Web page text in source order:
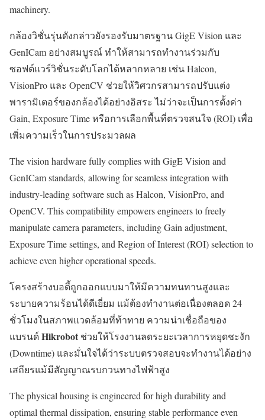
machinery.
กล้องวิชั่นรุ่นดังกล่าวยังรองรับมาตรฐาน GigE Vision และ
GenICam อย่างสมบูรณ์ ทำให้สามารถทำงานร่วมกับ
ซอฟต์แวร์วิชั่นระดับโลกได้หลากหลาย เช่น Halcon,
VisionPro และ OpenCV ช่วยให้วิศวกรสามารถปรับแต่ง
พารามิเตอร์ของกล้องได้อย่างอิสระ ไม่ว่าจะเป็นการตั้งค่า
Gain, Exposure Time หรือการเลือกพื้นที่ตรวจสนใจ (ROI) เพื่อ
เพิ่มความเร็วในการประมวลผล
The vision hardware fully complies with GigE Vision and
GenICam standards, allowing for seamless integration with
industry-leading software such as Halcon, VisionPro, and
OpenCV. This compatibility empowers engineers to freely
manipulate camera parameters, including Gain adjustment,
Exposure Time settings, and Region of Interest (ROI) selection to
achieve even higher operational speeds.
โครงสร้างบอดี้ถูกออกแบบมาให้มีความทนทานสูงและ
ระบายความร้อนได้ดีเยี่ยม แม้ต้องทำงานต่อเนื่องตลอด 24
ชั่วโมงในสภาพแวดล้อมที่ท้าทาย ความน่าเชื่อถือของ
แบรนด์Hikrobot ช่วยให้โรงงานลดระยะเวลาการหยุดชะงัก
(Downtime) และมั่นใจได้ว่าระบบตรวจสอบจะทำงานได้อย่าง
เสถียรแม้มีสัญญาณรบกวนทางไฟฟ้าสูง
The physical housing is engineered for high durability and
optimal thermal dissipation, ensuring stable performance even